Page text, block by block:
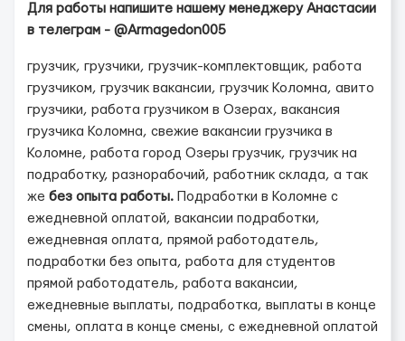
Для работы напишите нашему менеджеру Анастасии
в телеграм - @Armagedon005
грузчик, грузчики, грузчик-комплектовщик, работа
грузчиком, грузчик вакансии, грузчик Коломна, авито
грузчики, работа грузчиком в Озерах, вакансия
грузчика Коломна, свежие вакансии грузчика в
Коломне, работа город Озеры грузчик, грузчик на
подработку, разнорабочий, работник склада, а так
же без опыта работы.
Подработки в Коломне с
ежедневной оплатой, вакансии подработки,
ежедневная оплата, прямой работодатель,
подработки без опыта, работа для студентов
прямой работодатель, работа вакансии,
ежедневные выплаты, подработка, выплаты в конце
смены, оплата в конце смены, с ежедневной оплатой